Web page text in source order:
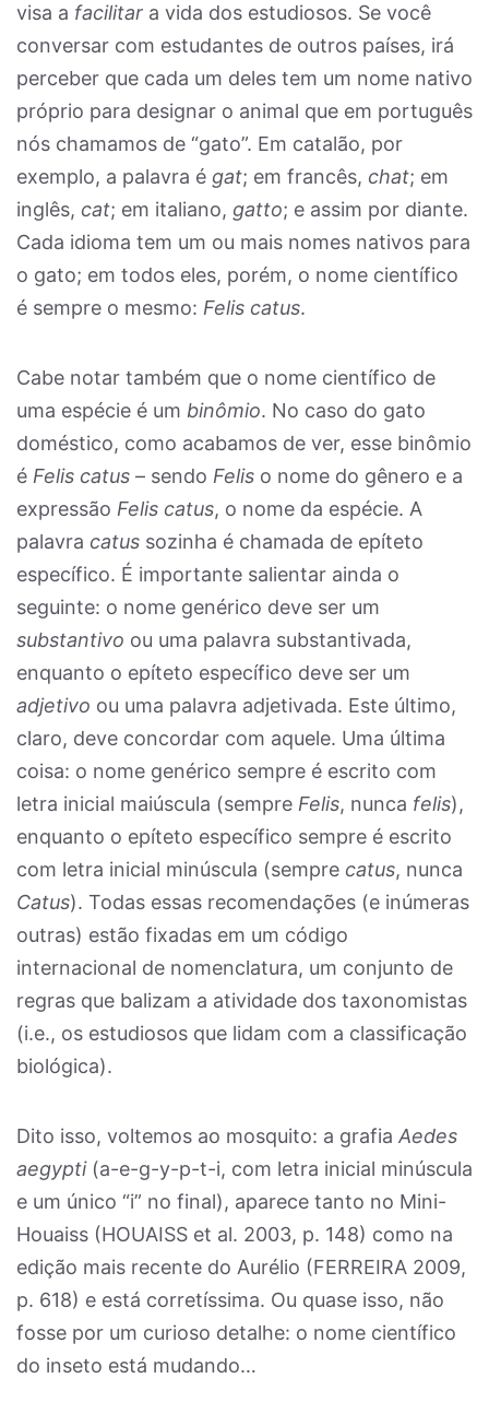
visa a facilitar a vida dos estudiosos. Se você
conversar com estudantes de outros países, irá
perceber que cada um deles tem um nome nativo
próprio para designar o animal que em português
nós chamamos de “gato”. Em catalão, por
exemplo, a palavra é gat; em francês, chat; em
inglês, cat; em italiano, gatto; e assim por diante.
Cada idioma tem um ou mais nomes nativos para
o gato; em todos eles, porém, o nome científico
é sempre o mesmo: Felis catus.
Cabe notar também que o nome científico de
uma espécie é um binômio. No caso do gato
doméstico, como acabamos de ver, esse binômio
é Felis catus – sendo Felis o nome do gênero e a
expressão Felis catus, o nome da espécie. A
palavra catus sozinha é chamada de epíteto
específico. É importante salientar ainda o
seguinte: o nome genérico deve ser um
substantivo ou uma palavra substantivada,
enquanto o epíteto específico deve ser um
adjetivo ou uma palavra adjetivada. Este último,
claro, deve concordar com aquele. Uma última
coisa: o nome genérico sempre é escrito com
letra inicial maiúscula (sempre Felis, nunca felis),
enquanto o epíteto específico sempre é escrito
com letra inicial minúscula (sempre catus, nunca
Catus). Todas essas recomendações (e inúmeras
outras) estão fixadas em um código
internacional de nomenclatura, um conjunto de
regras que balizam a atividade dos taxonomistas
(i.e., os estudiosos que lidam com a classificação
biológica).
Dito isso, voltemos ao mosquito: a grafia Aedes
aegypti(a-e-g-y-p-t-i, com letra inicial minúscula
e um único “i” no final), aparece tanto no Mini-
Houaiss (HOUAISS et al. 2003, p. 148) como na
edição mais recente do Aurélio (FERREIRA 2009,
p. 618) e está corretíssima. Ou quase isso, não
fosse por um curioso detalhe: o nome científico
do inseto está mudando…